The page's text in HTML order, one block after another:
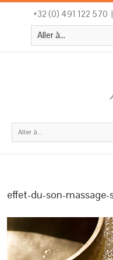
+32 (0) 491 122 570 |
Aller à...
Aller à...
effet-du-son-